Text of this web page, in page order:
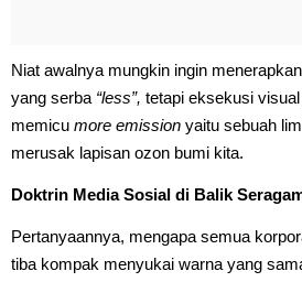
Niat awalnya mungkin ingin
yang serba “less”, tetapi eksekusi
memicu more emission yaitu sebuah
merusak lapisan ozon bumi kita.
Doktrin Media Sosial di Balik
Pertanyaannya, mengapa semua
tiba kompak menyukai warna yang